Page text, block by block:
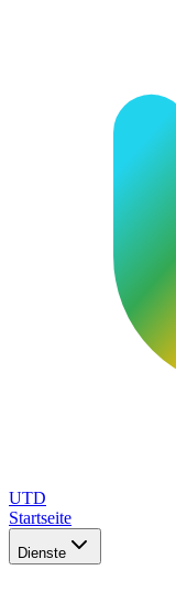
UTD
Startseite
Dienste